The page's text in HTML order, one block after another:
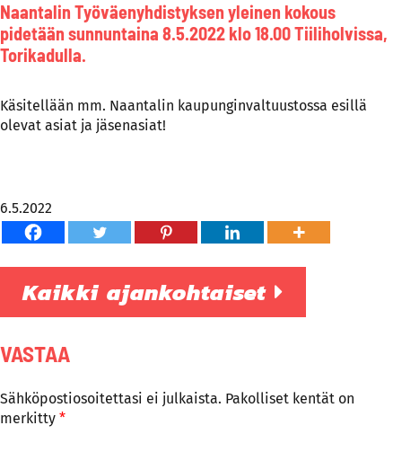
Naantalin Työväenyhdistyksen yleinen kokous
pidetään sunnuntaina 8.5.2022 klo 18.00 Tiiliholvissa,
Torikadulla.
Käsitellään mm. Naantalin kaupunginvaltuustossa esillä
olevat asiat ja jäsenasiat!
6.5.2022
Kaikki ajankohtaiset
VASTAA
Sähköpostiosoitettasi ei julkaista. Pakolliset kentät on
merkitty *